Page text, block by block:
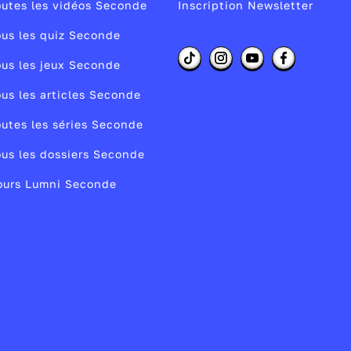
les vidéos Seconde
les quiz Seconde
les jeux Seconde
les articles Seconde
les séries Seconde
les dossiers Seconde
Lumni Seconde
Inscription Newsletter